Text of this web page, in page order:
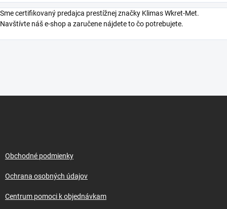
Sme certifikovaný predajca prestížnej značky Klimas Wkret-Met.
Navštívte náš e-shop a zaručene nájdete to čo potrebujete.
Obchodné podmienky
Ochrana osobných údajov
Centrum pomoci k objednávkam